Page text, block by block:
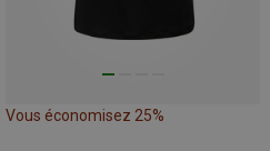
Vous économisez 25%